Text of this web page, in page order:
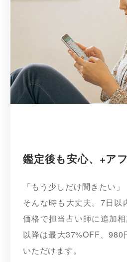
鑑定後も安心、+ア
「もう少しだけ聞きたい」
そんな時も大丈夫。7日以
価格で担当占い師に追加
以降は最大37%OFF、980
いただけます。